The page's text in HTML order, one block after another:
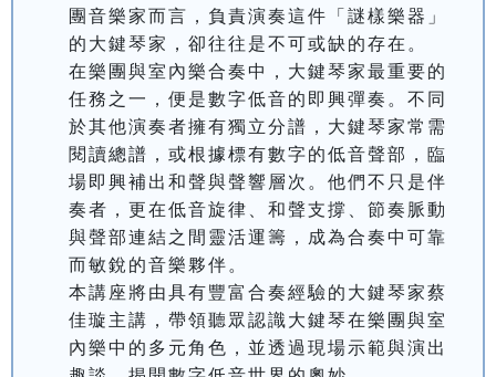
團音樂家而言，負責演奏這件「謎樣樂器」
的大鍵琴家，卻往往是不可或缺的存在。
在樂團與室內樂合奏中，大鍵琴家最重要的
任務之一，便是數字低音的即興彈奏。不同
於其他演奏者擁有獨立分譜，大鍵琴家常需
閱讀總譜，或根據標有數字的低音聲部，臨
場即興補出和聲與聲響層次。他們不只是伴
奏者，更在低音旋律、和聲支撐、節奏脈動
與聲部連結之間靈活運籌，成為合奏中可靠
而敏銳的音樂夥伴。
本講座將由具有豐富合奏經驗的大鍵琴家蔡
佳璇主講，帶領聽眾認識大鍵琴在樂團與室
內樂中的多元角色，並透過現場示範與演出